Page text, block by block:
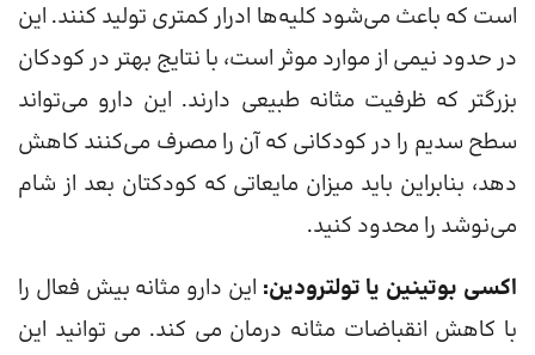
است که باعث می‌شود کلیه‌ها ادرار کمتری تولید کنند. این
در حدود نیمی از موارد موثر است، با نتایج بهتر در کودکان
بزرگتر که ظرفیت مثانه طبیعی دارند. این دارو می‌تواند
سطح سدیم را در کودکانی که آن را مصرف می‌کنند کاهش
دهد، بنابراین باید میزان مایعاتی که کودکتان بعد از شام
می‌نوشد را محدود کنید.
اکسی بوتینین یا تولترودین: این دارو مثانه بیش فعال را
با کاهش انقباضات مثانه درمان می کند. می توانید این